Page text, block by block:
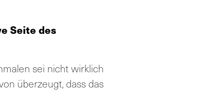
Seite des
sei nicht wirklich
überzeugt, dass das